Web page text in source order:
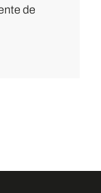
de